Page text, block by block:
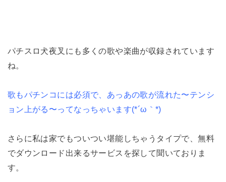
パチスロ犬夜叉にも多くの歌や楽曲が収録されています
ね。
歌もパチンコには必須で、あっあの歌が流れた〜テンシ
ョン上がる〜ってなっちゃいます(*´ω｀*)
さらに私は家でもついつい堪能しちゃうタイプで、無料
でダウンロード出来るサービスを探して聞いておりま
す。